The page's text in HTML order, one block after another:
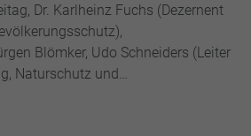
Dr. Karlheinz Fuchs (Dezernent
Blömker, Udo Schneiders (Leiter
Naturschutz und…